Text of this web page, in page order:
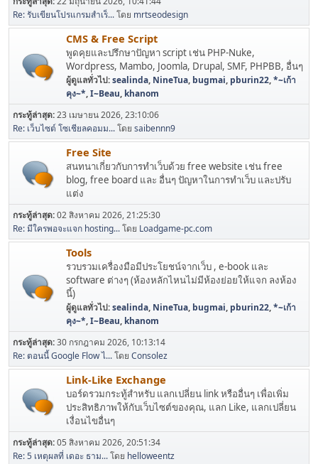
Re: รับเขียนโปรแกรมสำเร็...โดย mrtseodesign
CMS & Free Script
พูดคุยและปรึกษาปัญหา script เช่น PHP-Nuke,
Wordpress, Mambo, Joomla, Drupal, SMF, PHPBB, อื่นๆ
ผู้ดูแลทั่วไป:sealinda, NineTua, bugmai, pburin22,*~เก้า
คุง~*,I~Beau, khanom
กระทู้ล่าสุด:23 เมษายน 2026, 23:10:06
Re: เว็บไซต์ โซเชียลคอมม...โดย saibennn9
Free Site
สนทนาเกี่ยวกับการทำเว็บด้วย free website เช่น free
blog, free board และ อื่นๆ ปัญหาในการทำเว็บ และปรับ
แต่ง
กระทู้ล่าสุด:02 สิงหาคม 2026, 21:25:30
Re: มีใครพอจะแจก hosting...โดย Loadgame-pc.com
Tools
รวบรวมเครื่องมือมีประโยชน์จากเว็บ , e-book และ
software ต่างๆ (ห้องหลักไหนไม่มีห้องย่อยให้แจก ลงห้อง
นี้)
ผู้ดูแลทั่วไป:sealinda, NineTua, bugmai, pburin22,*~เก้า
คุง~*,I~Beau, khanom
กระทู้ล่าสุด:30 กรกฎาคม 2026, 10:13:14
Re: ตอนนี้ Google Flow ไ...โดย Consolez
Link-Like Exchange
บอร์ดรวมกระทู้สำหรับ แลกเปลี่ยน link หรืออื่นๆ เพื่อเพิ่ม
ประสิทธิภาพให้กับเว็บไซต์ของคุณ, แลก Like, แลกเปลี่ยน
เงื่อนไขอื่นๆ
กระทู้ล่าสุด:05 สิงหาคม 2026, 20:51:34
Re: 5 เหตุผลที่ เดอะ ธาม...โดย helloweentz